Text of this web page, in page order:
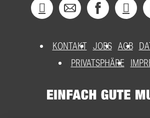
KONTAKT JOBS AGB
PRIVATSPHÄRE